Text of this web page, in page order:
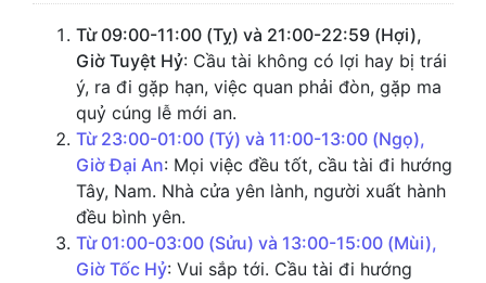
Từ 09:00-11:00 (Tỵ) và 21:00-22:59 (Hợi),
Giờ Tuyệt Hỷ: Cầu tài không có lợi hay bị trái
ý, ra đi gặp hạn, việc quan phải đòn, gặp ma
quỷ cúng lễ mới an.
Từ 23:00-01:00 (Tý) và 11:00-13:00 (Ngọ),
Giờ Đại An: Mọi việc đều tốt, cầu tài đi hướng
Tây, Nam. Nhà cửa yên lành, người xuất hành
đều bình yên.
Từ 01:00-03:00 (Sửu) và 13:00-15:00 (Mùi),
Giờ Tốc Hỷ: Vui sắp tới. Cầu tài đi hướng